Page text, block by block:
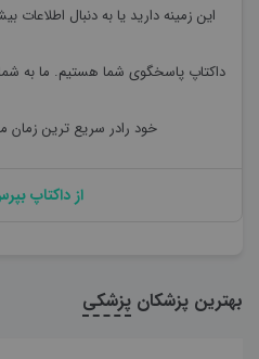
این زمینه دارید یا به دنبال
داکتاپ پاسخگوی شما هستیم. ما به
خود رادر سریع ترین زمان
از داکتاپ
بهترین پزشکان پزشکی